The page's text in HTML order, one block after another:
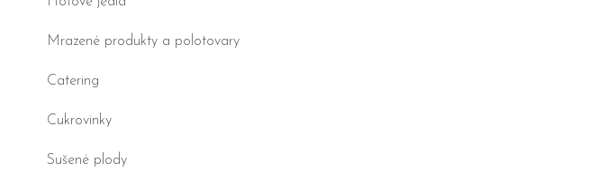
Mrazené produkty a polotovary
Catering
Cukrovinky
Sušené plody